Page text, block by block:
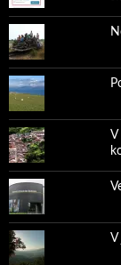
V
V